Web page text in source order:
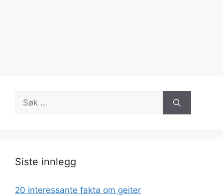
Søk
etter:
Siste innlegg
20 interessante fakta om geiter